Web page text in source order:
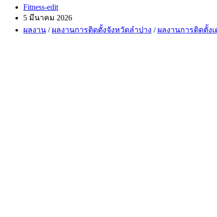
Post
author:
Fitness-edit
Post
5 มีนาคม 2026
Post
category:
ผลงาน / ผลงานการติดตั้งจังหวัดลำปาง / ผลงานการติดตั้ง